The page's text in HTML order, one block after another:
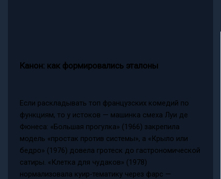
Канон: как формировались эталоны
Если раскладывать топ французских комедий по
функциям, то у истоков — машинка смеха Луи де
Фюнеса: «Большая прогулка» (1966) закрепила
модель «простак против системы», а «Крыло или
бедро» (1976) довела гротеск до гастрономической
сатиры. «Клетка для чудаков» (1978)
нормализовала куир‑тематику через фарс —